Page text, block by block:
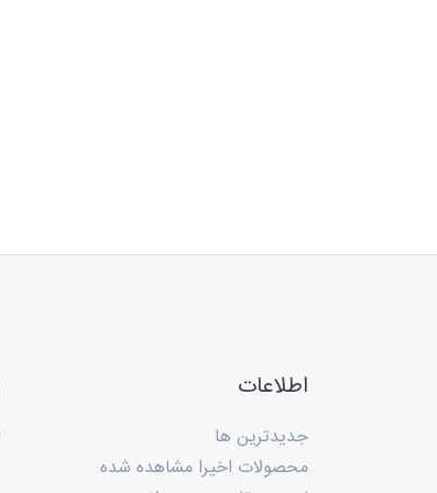
اطلاعات
جدیدترین ها
محصولات اخیرا مشاهده شده